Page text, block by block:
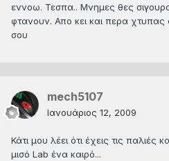
εννοω. Τεσπα.. Μνημες θες
φτανουν. Απο κει και περα
σου
mech5107
Ιανουάριος 12, 2009
Κάτι μου λέει ότι έχεις τις
μισό Lab ένα καιρό...